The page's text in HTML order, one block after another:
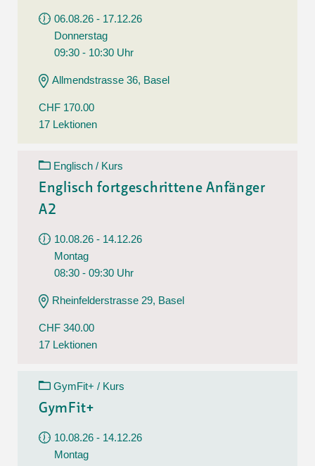
06.08.26 - 17.12.26
Donnerstag
09:30 - 10:30 Uhr
Allmendstrasse 36, Basel
CHF 170.00
17 Lektionen
Englisch / Kurs
Englisch fortgeschrittene Anfänger
A2
10.08.26 - 14.12.26
Montag
08:30 - 09:30 Uhr
Rheinfelderstrasse 29, Basel
CHF 340.00
17 Lektionen
GymFit+ / Kurs
GymFit+
10.08.26 - 14.12.26
Montag